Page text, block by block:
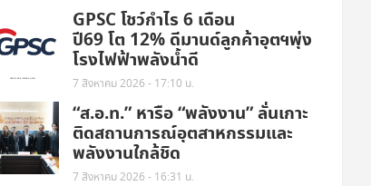
GPSC โชว์กำไร 6 เดือน
ปี69 โต 12% ดีมานด์ลูกค้าอุตฯพุ่ง
โรงไฟฟ้าพลังน้ำดี
7 สิงหาคม 2026 - 17:10 น.
“ส.อ.ท.” หารือ “พลังงาน” ลั่นเกาะ
ติดสถานการณ์อุตสาหกรรมและ
พลังงานใกล้ชิด
7 สิงหาคม 2026 - 16:31 น.